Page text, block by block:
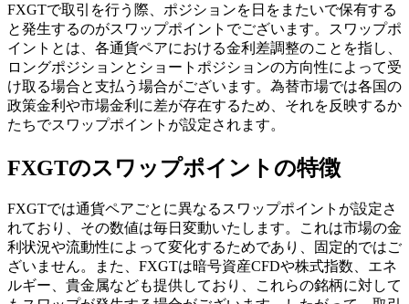
FXGTで取引を行う際、ポジションを日をまたいで保有する
と発生するのがスワップポイントでございます。スワップポ
イントとは、各通貨ペアにおける金利差調整のことを指し、
ロングポジションとショートポジションの方向性によって受
け取る場合と支払う場合がございます。為替市場では各国の
政策金利や市場金利に差が存在するため、それを反映するか
たちでスワップポイントが設定されます。
FXGTのスワップポイントの特徴
FXGTでは通貨ペアごとに異なるスワップポイントが設定さ
れており、その数値は毎日変動いたします。これは市場の金
利状況や流動性によって変化するためであり、固定的ではご
ざいません。また、FXGTは暗号資産CFDや株式指数、エネ
ルギー、貴金属なども提供しており、これらの銘柄に対して